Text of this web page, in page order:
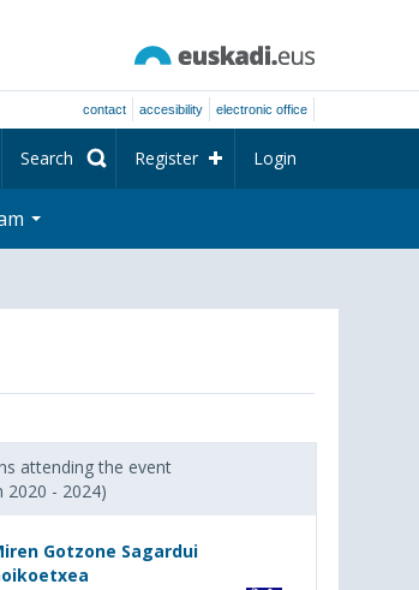
contact accesibility electronic office
Search Register Login
attending the event
2020 - 2024)
Gotzone Sagardui